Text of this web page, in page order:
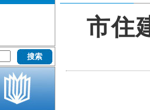
市住